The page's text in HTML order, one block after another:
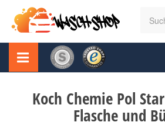
Koch Chemie Pol
Flasche und